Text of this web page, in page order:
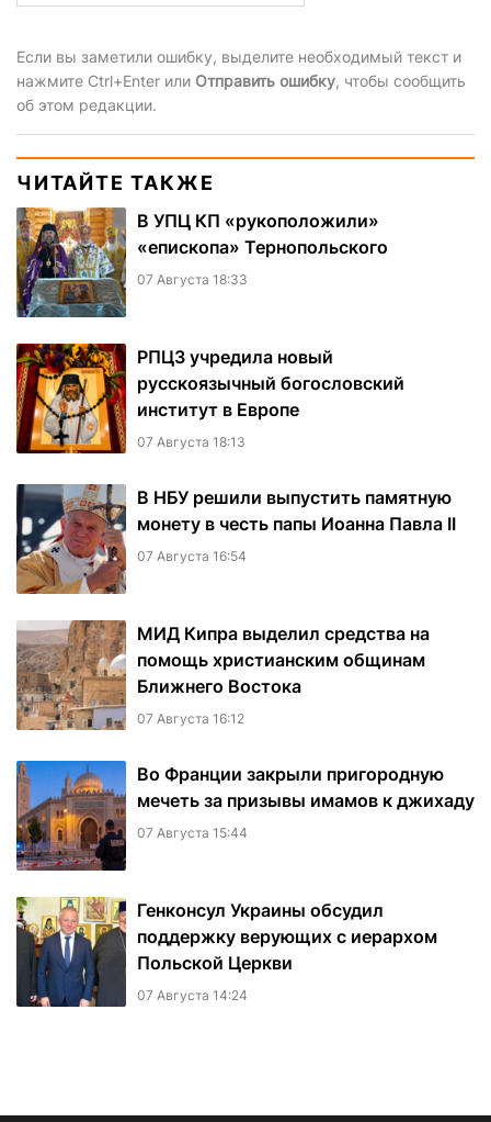
Если вы заметили ошибку, выделите необходимый текст и
нажмите Ctrl+Enter или Отправить ошибку, чтобы сообщить
об этом редакции.
ЧИТАЙТЕ ТАКЖЕ
В УПЦ КП «рукоположили»
«епископа» Тернопольского
07 Августа 18:33
РПЦЗ учредила новый
русскоязычный богословский
институт в Европе
07 Августа 18:13
В НБУ решили выпустить памятную
монету в честь папы Иоанна Павла II
07 Августа 16:54
МИД Кипра выделил средства на
помощь христианским общинам
Ближнего Востока
07 Августа 16:12
Во Франции закрыли пригородную
мечеть за призывы имамов к джихаду
07 Августа 15:44
Генконсул Украины обсудил
поддержку верующих с иерархом
Польской Церкви
07 Августа 14:24